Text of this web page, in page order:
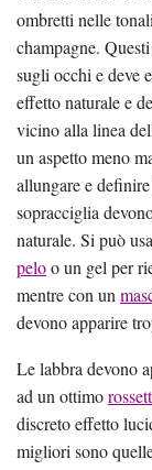
ombretti nelle
champagne.
sugli occhi e deve
effetto naturale e
vicino alla linea
un aspetto meno
allungare e
sopracciglia
naturale. Si può
peloo un gel per
mentre con un
devono apparire
Le labbra devono
ad un ottimo
discreto effetto
migliori sono